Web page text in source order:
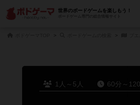
世界のボードゲームを楽しもう！
ボードゲーム専門の総合情報サイト
1人～5人 60分～